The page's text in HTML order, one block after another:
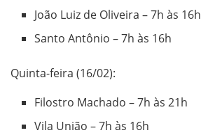
João Luiz de Oliveira – 7h às 16h
Santo Antônio – 7h às 16h
Quinta-feira (16/02):
Filostro Machado – 7h às 21h
Vila União – 7h às 16h